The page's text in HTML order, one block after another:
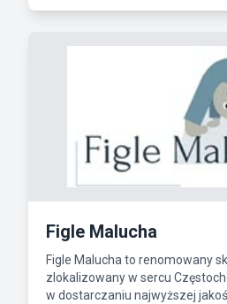
Figle Malucha
Figle Malucha to renomowany
zlokalizowany w sercu
w dostarczaniu najwyższej